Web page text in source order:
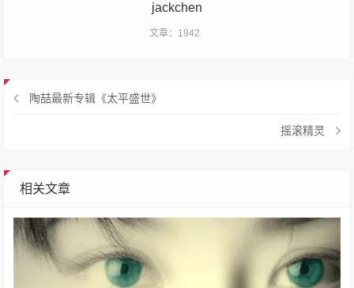
jackchen
文章：1942
陶喆最新专辑《太平盛世》
摇滚精灵
相关文章